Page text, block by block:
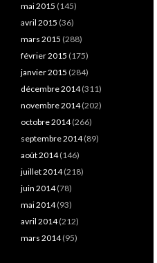
mai 2015 (145)
avril 2015 (36)
mars 2015 (288)
février 2015 (175)
janvier 2015 (284)
décembre 2014(311)
novembre 2014(202)
octobre 2014(266)
septembre 2014(89)
août 2014(146)
juillet 2014(218)
juin 2014(78)
mai 2014(93)
avril 2014(212)
mars 2014(95)